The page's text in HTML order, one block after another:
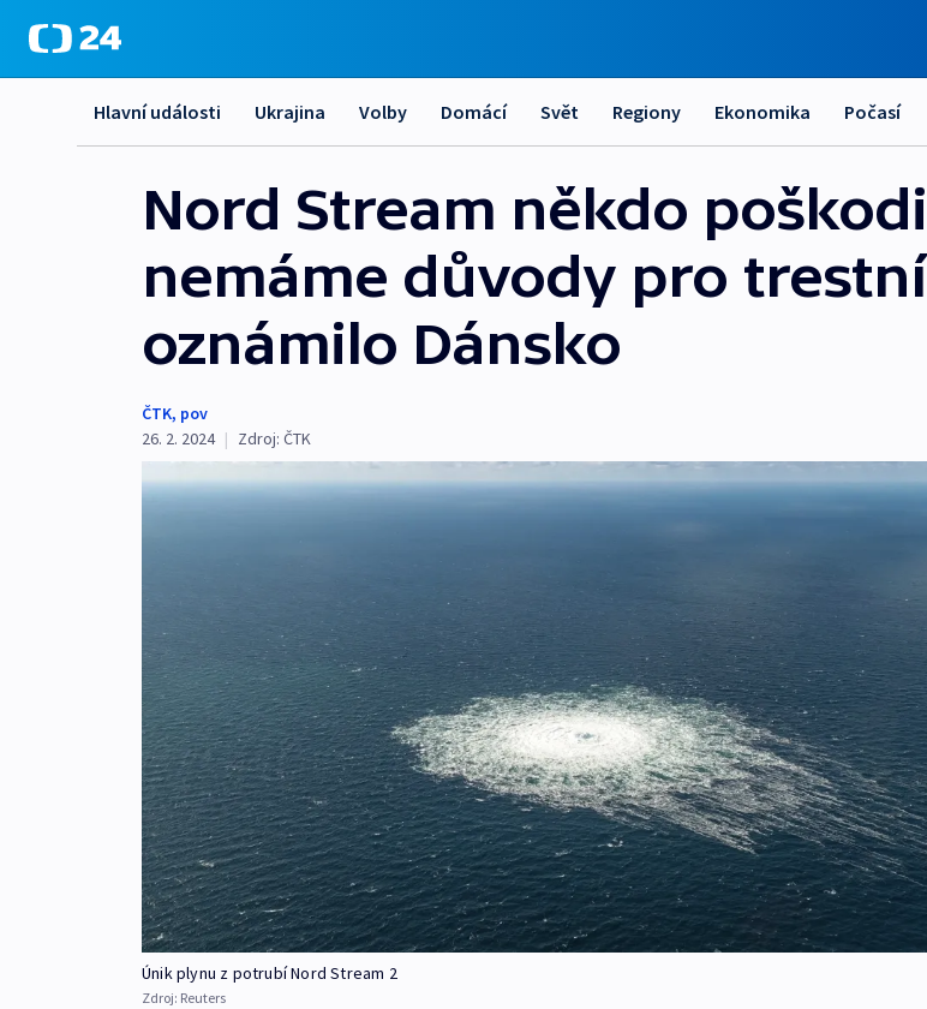
Hlavní události Ukrajina Volby Domácí Svět Regiony Ekonomika Počasí
Nord Stream někdo
nemáme důvody pro
oznámilo Dánsko
ČTK, pov
26. 2. 2024 | Zdroj: ČTK
Únik plynu z potrubí Nord Stream 2
Zdroj: Reuters